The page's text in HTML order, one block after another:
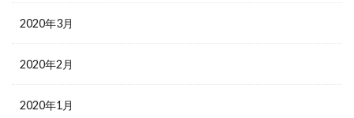
2020年3月
2020年2月
2020年1月